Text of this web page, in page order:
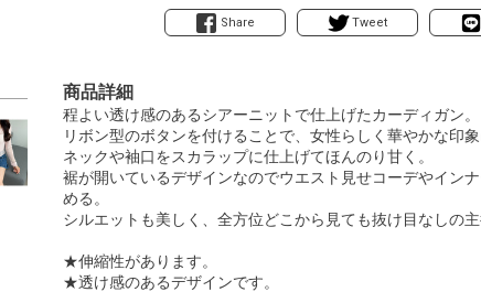
Share Tweet
商品詳細
程よい透け感のあるシアーニットで仕上げたカーディガン。
リボン型のボタンを付けることで、女性らしく華やかな印象
ネックや袖口をスカラップに仕上げてほんのり甘く。
裾が開いているデザインなのでウエスト見せコーデやイン
める。
シルエットも美しく、全方位どこから見ても抜け目なしの主
★伸縮性があります。
★透け感のあるデザインです。